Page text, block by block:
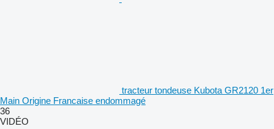
tracteur tondeuse Kubota GR2120 1er
Main Origine Francaise endommagé
36
VIDÉO